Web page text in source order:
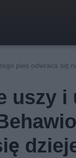
pies odwraca się
uszy